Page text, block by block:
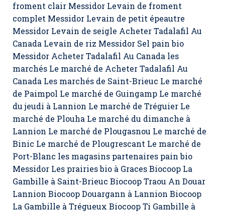
froment clair Messidor Levain de froment
complet Messidor Levain de petit épeautre
Messidor Levain de seigle Acheter Tadalafil Au
Canada Levain de riz Messidor Sel pain bio
Messidor Acheter Tadalafil Au Canada les
marchés Le marché de Acheter Tadalafil Au
Canada Les marchés de Saint-Brieuc Le marché
de Paimpol Le marché de Guingamp Le marché
du jeudi à Lannion Le marché de Tréguier Le
marché de Plouha Le marché du dimanche à
Lannion Le marché de Plougasnou Le marché de
Binic Le marché de Plougrescant Le marché de
Port-Blanc les magasins partenaires pain bio
Messidor Les prairies bio à Graces Biocoop La
Gambille à Saint-Brieuc Biocoop Traou An Douar
Lannion Biocoop Douargann à Lannion Biocoop
La Gambille à Trégueux Biocoop Ti Gambille à